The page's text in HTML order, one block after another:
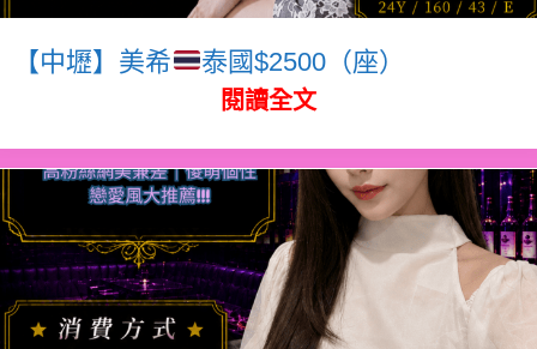
【中壢】美希 泰國$2500（座）
閱讀全文